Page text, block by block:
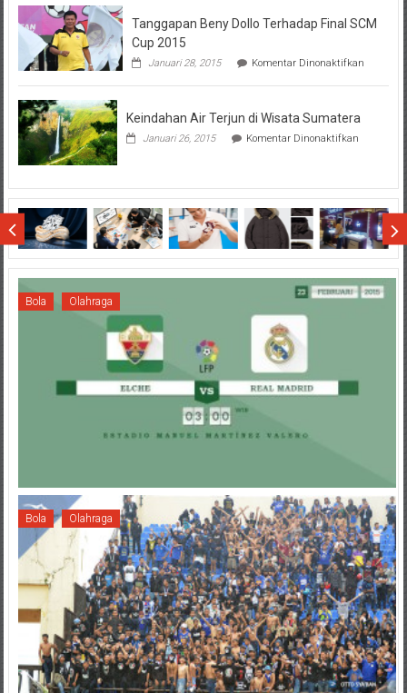
Penting
Hasil
Tanggapan Beny Dollo Terhadap Final SCM
Cup 2015
Januari 28, 2015 Komentar Dinonaktifkanpada
Beny
Keindahan Air Terjun di Wisata Sumatera
Januari 26, 2015 Komentar Dinonaktifkanpada
di
Wisata
Sumatera
Bola Olahraga
Bola Olahraga